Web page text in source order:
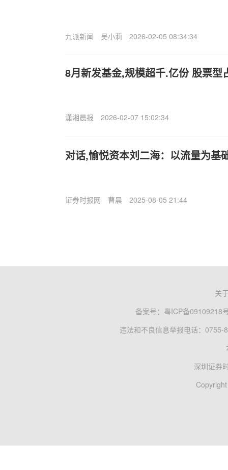
九派新闻 吴小莉 2026-02-05 08:34:34
8月新发基金,规模超千.亿份 股票型
潇湘晨报 2026-02-07 15:02:34
对话,愉悦资本刘二海：以流量为基
证券时报网 曹晨 2025-08-05 21:44
关
备案号： 粤ICP备09109218
违法和不良信息举报电话：0755-
深圳证券